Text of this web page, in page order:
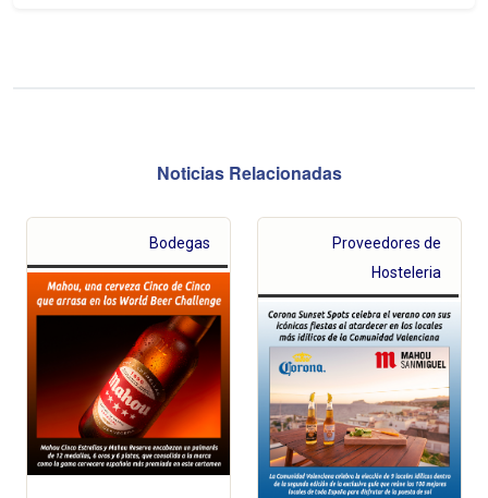
Noticias Relacionadas
Bodegas
Proveedores de
Hosteleria